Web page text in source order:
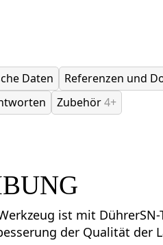
Daten Referenzen und
Zubehör4+
ist mit
der Qualität der